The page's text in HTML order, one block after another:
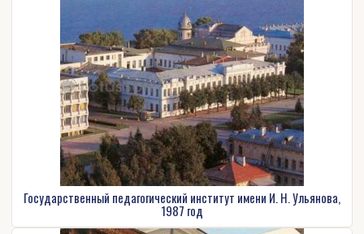
Государственный педагогический институт имени И. Н. Ульянова,
1987 год